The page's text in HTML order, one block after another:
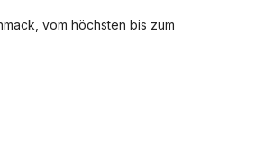
vom höchsten bis zum